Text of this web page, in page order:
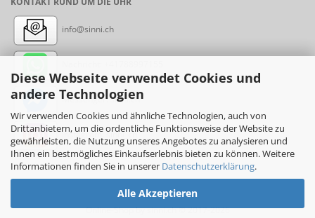
Diese Webseite verwendet Cookies und
andere Technologien
Wir verwenden Cookies und ähnliche Technologien, auch von
Drittanbietern, um die ordentliche Funktionsweise der Website zu
gewährleisten, die Nutzung unseres Angebotes zu analysieren und
Ihnen ein bestmögliches Einkaufserlebnis bieten zu können. Weitere
Informationen finden Sie in unserer Datenschutzerklärung.
Alle Akzeptieren
info@sinni.ch
Messenger: sinni.ch
Instagram: sinni_ch
Online-Shopby sinni.ch © 2017-2026